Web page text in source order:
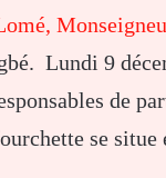
Lundi 9
de
se